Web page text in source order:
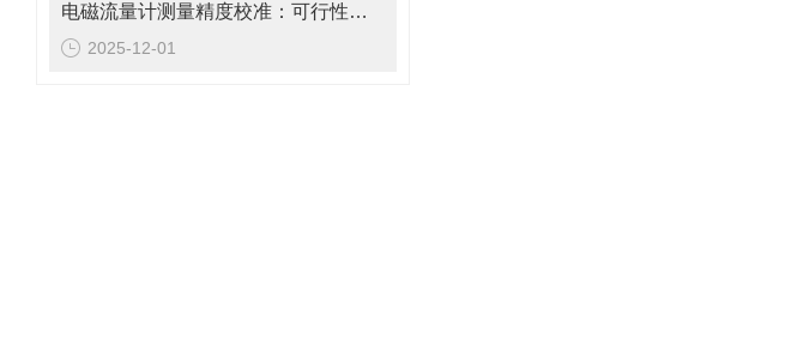
电磁流量计测量精度校准：可行性、方法与实操指南
2025-12-01